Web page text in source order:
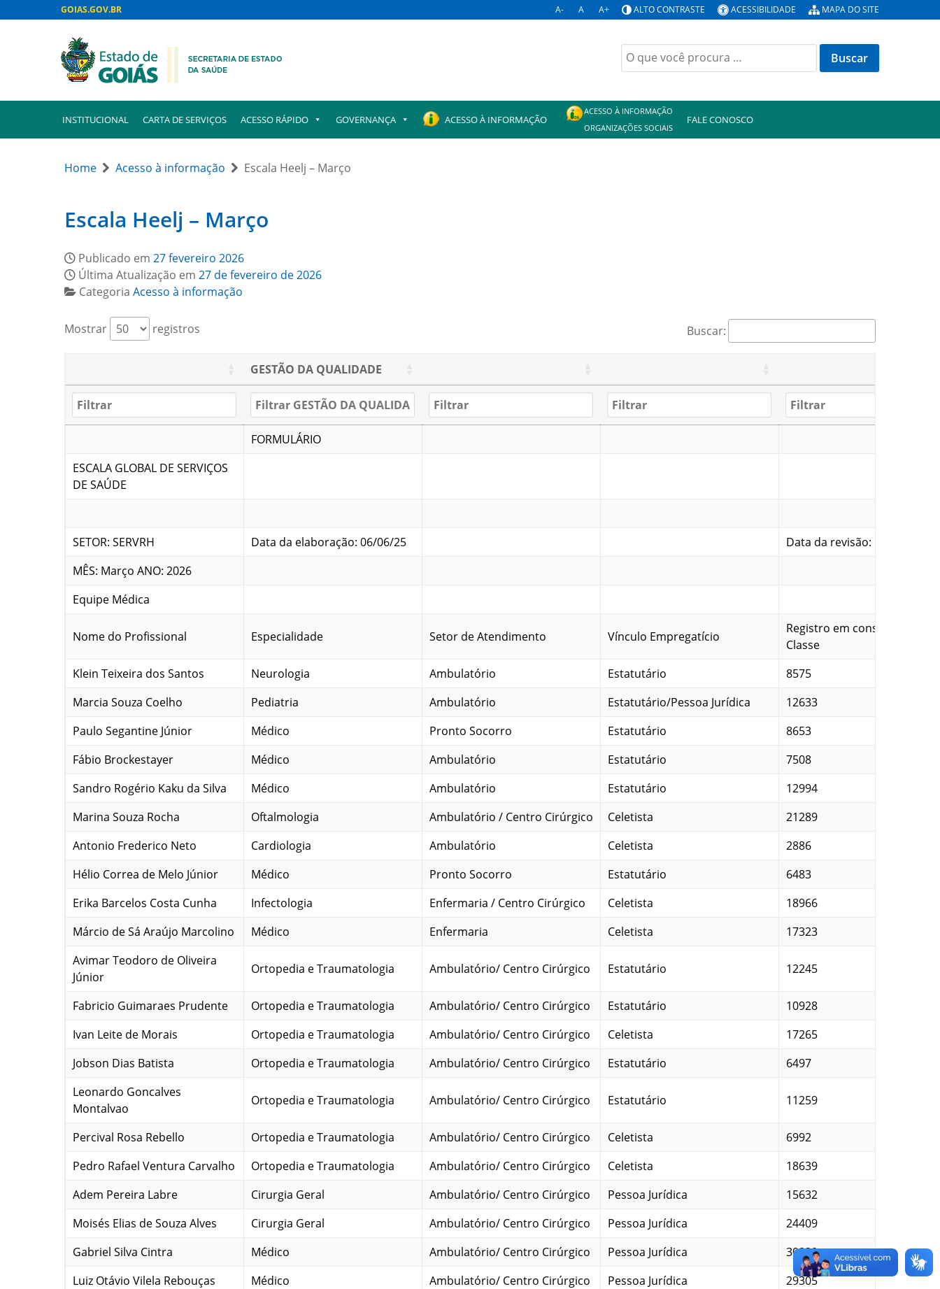
GOIAS.GOV.BR A- A A+ ALTO CONTRASTE ACESSIBILIDADE MAPA DO SITE
Buscar
por:
INSTITUCIONAL CARTA DE SERVIÇOS ACESSO RÁPIDO GOVERNANÇA ACESSO À INFORMAÇÃO
ACESSO À INFORMAÇÃO
ORGANIZAÇÕES SOCIAIS
FALE CONOSCO
Home Acesso à informação Escala Heelj – Março
Escala Heelj – Março
Publicado em 27 fevereiro 2026
Última Atualização em 27 de fevereiro de 2026
Categoria Acesso à informação
Mostrar registros Buscar:
GESTÃO DA QUALIDADE
FORMULÁRIO
ESCALA GLOBAL DE SERVIÇOS
DE SAÚDE
SETOR: SERVRH Data da elaboração: 06/06/25
Data da revisão: 15/07/25
MÊS: Março ANO: 2026
Equipe Médica
Nome do Profissional Especialidade Setor de Atendimento Vínculo Empregatício
Registro em conselho de
Classe
Klein Teixeira dos Santos
Neurologia Ambulatório Estatutário
8575
Marcia Souza Coelho
Pediatria Ambulatório Estatutário/Pessoa Jurídica
12633
Paulo Segantine Júnior
Médico Pronto Socorro Estatutário
8653
Fábio Brockestayer
Médico Ambulatório Estatutário
7508
Sandro Rogério Kaku da Silva
Médico Ambulatório Estatutário
12994
Marina Souza Rocha
Oftalmologia Ambulatório / Centro Cirúrgico Celetista
21289
Antonio Frederico Neto
Cardiologia Ambulatório Celetista
2886
Hélio Correa de Melo Júnior
Médico Pronto Socorro Estatutário
6483
Erika Barcelos Costa Cunha
Infectologia Enfermaria / Centro Cirúrgico Celetista
18966
Márcio de Sá Araújo Marcolino
Médico Enfermaria Celetista
17323
Avimar Teodoro de Oliveira
Júnior
Ortopedia e Traumatologia Ambulatório/ Centro Cirúrgico Estatutário 12245
Fabricio Guimaraes Prudente Ortopedia e Traumatologia Ambulatório/ Centro Cirúrgico Estatutário
10928
Ivan Leite de Morais
Ortopedia e Traumatologia Ambulatório/ Centro Cirúrgico Celetista
17265
Jobson Dias Batista
Ortopedia e Traumatologia Ambulatório/ Centro Cirúrgico Estatutário
6497
Leonardo Goncalves
Montalvao
Ortopedia e Traumatologia Ambulatório/ Centro Cirúrgico Estatutário 11259
Percival Rosa Rebello Ortopedia e Traumatologia Ambulatório/ Centro Cirúrgico Celetista
6992
Pedro Rafael Ventura Carvalho
Ortopedia e Traumatologia Ambulatório/ Centro Cirúrgico Celetista
18639
Adem Pereira Labre
Cirurgia Geral Ambulatório/ Centro Cirúrgico Pessoa Jurídica
15632
Moisés Elias de Souza Alves
Cirurgia Geral Ambulatório/ Centro Cirúrgico Pessoa Jurídica
24409
Gabriel Silva Cintra
Médico Ambulatório/ Centro Cirúrgico Pessoa Jurídica
30830
Luiz Otávio Vilela Rebouças
Médico Ambulatório/ Centro Cirúrgico Pessoa Jurídica
29305